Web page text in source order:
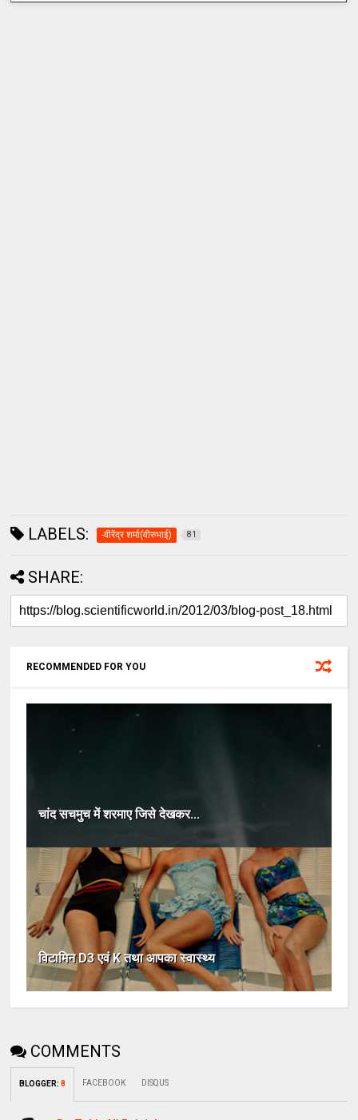
LABELS: -वीरेंद्र शर्मा(वीरुभाई) 81
SHARE:
RECOMMENDED FOR YOU
चांद सचमुच में शरमाए जिसे देखकर...
विटामिन D3 एवं K तथा आपका स्‍वास्‍थ्‍य
COMMENTS
BLOGGER:8 FACEBOOK DISQUS